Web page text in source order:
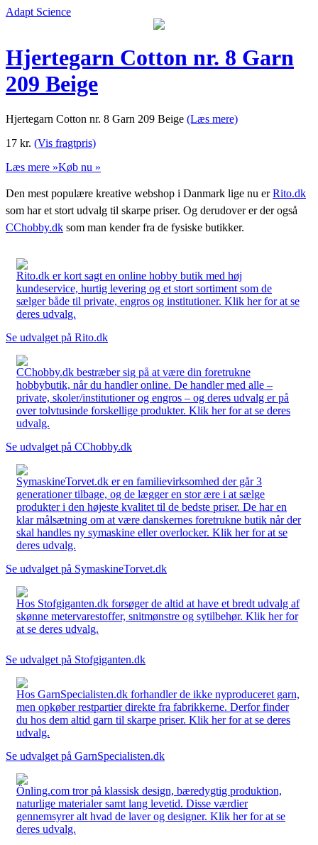
Adapt Science
Hjertegarn Cotton nr. 8 Garn
209 Beige
Hjertegarn Cotton nr. 8 Garn 209 Beige (Læs mere)
17 kr. (Vis fragtpris)
Læs mere »Køb nu »
Den mest populære kreative webshop i Danmark lige nu erRito.dk
som har et stort udvalg til skarpe priser. Og derudover er der også
CChobby.dk som man kender fra de fysiske butikker.
Rito.dk er kort sagt en online hobby butik med høj
kundeservice, hurtig levering og et stort sortiment som de
sælger både til private, engros og institutioner. Klik her for at se
deres udvalg.
Se udvalget på Rito.dk
CChobby.dk bestræber sig på at være din foretrukne
hobbybutik, når du handler online. De handler med alle –
private, skoler/institutioner og engros – og deres udvalg er på
over tolvtusinde forskellige produkter. Klik her for at se deres
udvalg.
Se udvalget på CChobby.dk
SymaskineTorvet.dk er en familievirksomhed der går 3
generationer tilbage, og de lægger en stor ære i at sælge
produkter i den højeste kvalitet til de bedste priser. De har en
klar målsætning om at være danskernes foretrukne butik når der
skal handles ny symaskine eller overlocker. Klik her for at se
deres udvalg.
Se udvalget på SymaskineTorvet.dk
Hos Stofgiganten.dk forsøger de altid at have et bredt udvalg af
skønne metervarestoffer, snitmønstre og sytilbehør. Klik her for
at se deres udvalg.
Se udvalget på Stofgiganten.dk
Hos GarnSpecialisten.dk forhandler de ikke nyproduceret garn,
men opkøber restpartier direkte fra fabrikkerne. Derfor finder
du hos dem altid garn til skarpe priser. Klik her for at se deres
udvalg.
Se udvalget på GarnSpecialisten.dk
Önling.com tror på klassisk design, bæredygtig produktion,
naturlige materialer samt lang levetid. Disse værdier
gennemsyrer alt hvad de laver og designer. Klik her for at se
deres udvalg.